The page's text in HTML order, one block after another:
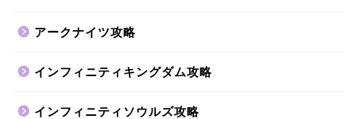
アークナイツ攻略
インフィニティキングダム攻略
インフィニティソウルズ攻略